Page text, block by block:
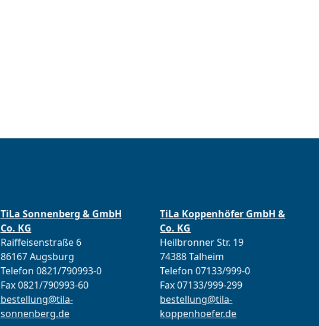
TiLa Sonnenberg & GmbH
Co. KG
Raiffeisenstraße 6
86167 Augsburg
Telefon 0821/790993-0
Fax 0821/790993-60
bestellung@tila-
sonnenberg.de
TiLa Koppenhöfer GmbH &
Co. KG
Heilbronner Str. 19
74388 Talheim
Telefon 07133/999-0
Fax 07133/999-299
bestellung@tila-
koppenhoefer.de